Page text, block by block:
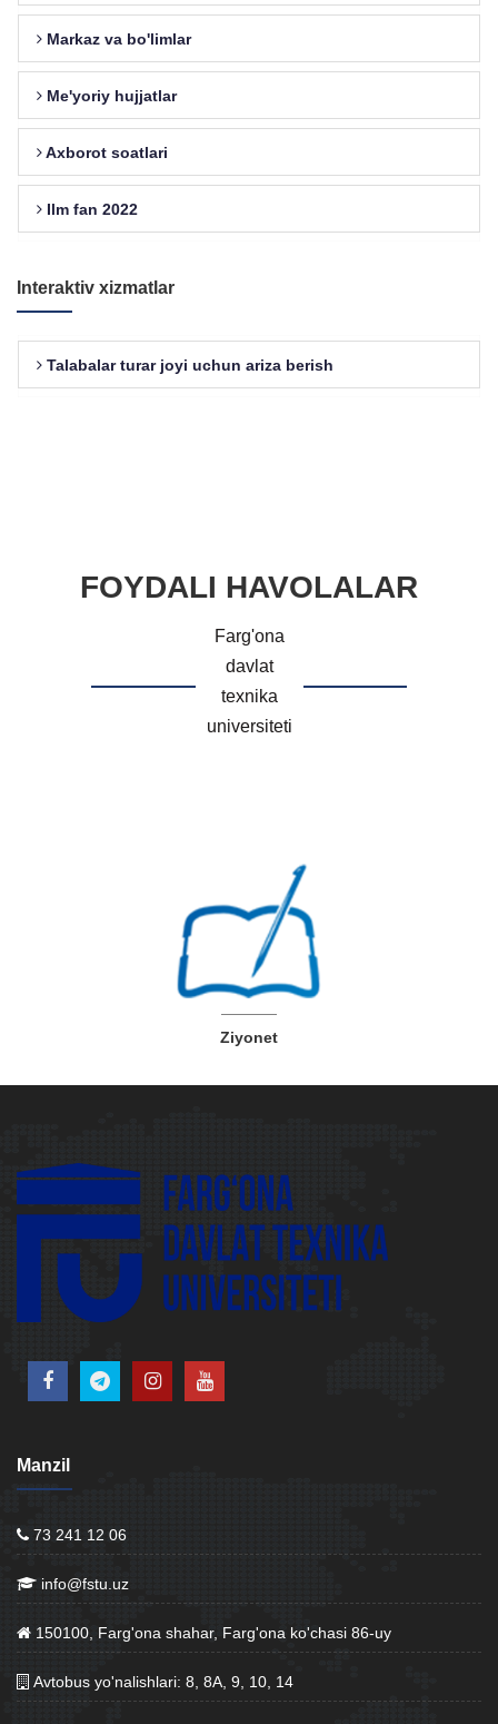
Markaz va bo'limlar
Me'yoriy hujjatlar
Axborot soatlari
Ilm fan 2022
Interaktiv xizmatlar
Talabalar turar joyi uchun ariza berish
FOYDALI HAVOLALAR
Farg'ona
davlat
texnika
universiteti
Ziyonet
Manzil
73 241 12 06
info@fstu.uz
150100, Farg'ona shahar, Farg'ona ko'chasi 86-uy
Avtobus yo'nalishlari: 8, 8A, 9, 10, 14